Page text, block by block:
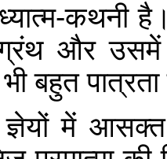
कथनी
और उसमें
बहुत पात्रता
ज्ञेयों में